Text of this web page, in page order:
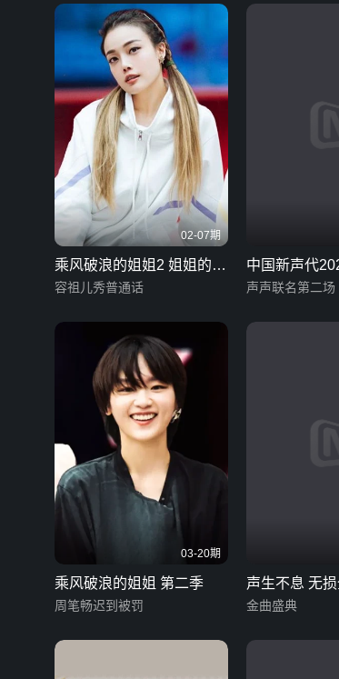
02-07期
乘风破浪的姐姐2 姐姐的上
班路
容祖儿秀普通话
中国新声代
声声联名第二场
03-20期
乘风破浪的姐姐 第二季
周笔畅迟到被罚
声生不息 无
金曲盛典